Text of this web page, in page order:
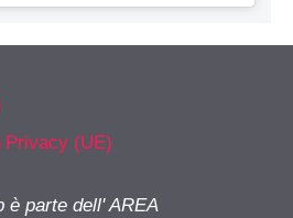
Privacy (UE)
è parte dell' AREA